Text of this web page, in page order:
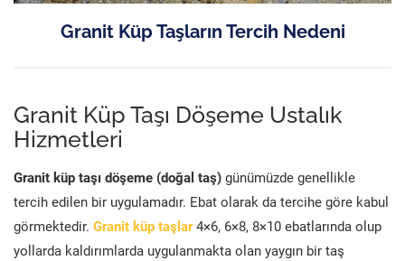
Granit Küp Taşların Tercih Nedeni
Granit Küp Taşı Döşeme Ustalık
Hizmetleri
Granit küp taşı döşeme (doğal taş) günümüzde genellikle
tercih edilen bir uygulamadır. Ebat olarak da tercihe göre kabul
görmektedir. Granit küp taşlar 4×6, 6×8, 8×10 ebatlarında olup
yollarda kaldırımlarda uygulanmakta olan yaygın bir taş